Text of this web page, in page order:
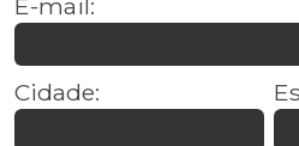
Cidade: